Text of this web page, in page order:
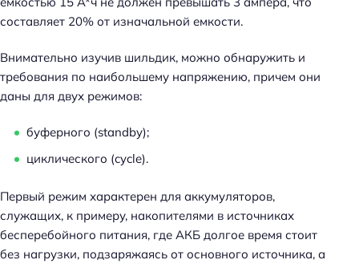
составляет 20% от изначальной емкости.
Внимательно изучив шильдик, можно обнаружить и
требования по наибольшему напряжению, причем они
даны для двух режимов:
буферного (standby);
циклического (cycle).
Первый режим характерен для аккумуляторов,
служащих, к примеру, накопителями в источниках
бесперебойного питания, где АКБ долгое время стоит
без нагрузки, подзаряжаясь от основного источника, а